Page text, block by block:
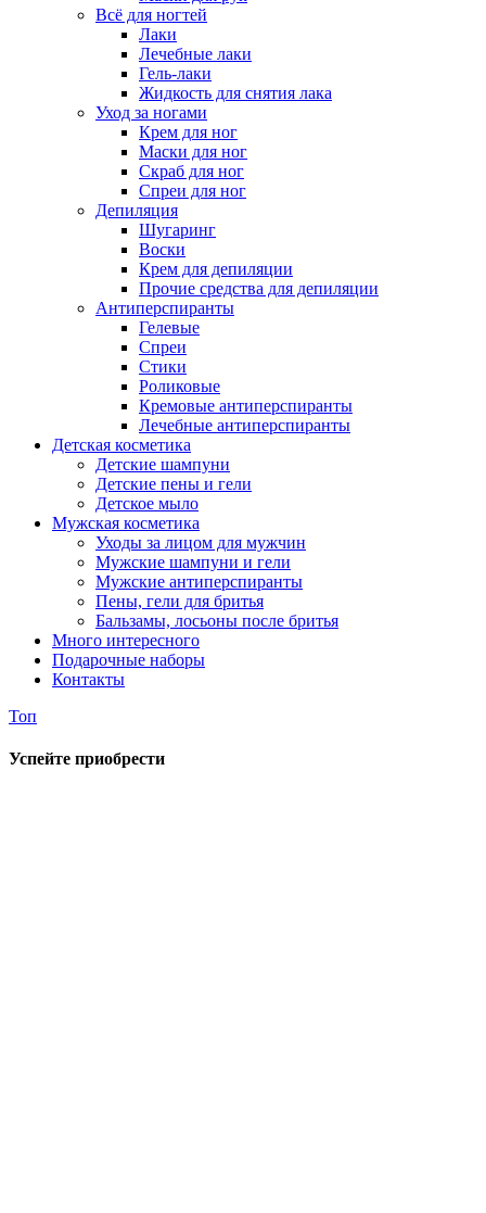
Всё для ногтей
Лаки
Лечебные лаки
Гель-лаки
Жидкость для снятия лака
Уход за ногами
Крем для ног
Маски для ног
Скраб для ног
Спреи для ног
Депиляция
Шугаринг
Воски
Крем для депиляции
Прочие средства для депиляции
Антиперспиранты
Гелевые
Спреи
Стики
Роликовые
Кремовые антиперспиранты
Лечебные антиперспиранты
Детская косметика
Детские шампуни
Детские пены и гели
Детское мыло
Мужская косметика
Уходы за лицом для мужчин
Мужские шампуни и гели
Мужские антиперспиранты
Пены, гели для бритья
Бальзамы, лосьоны после бритья
Много интересного
Подарочные наборы
Контакты
Топ
Успейте приобрести